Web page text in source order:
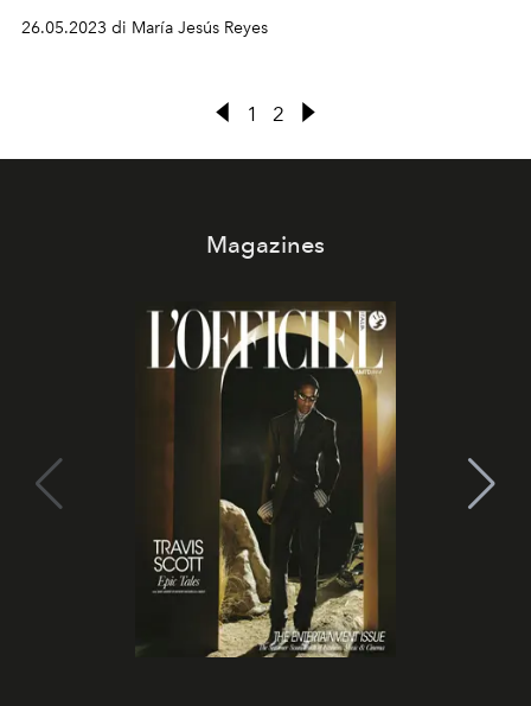
date imprescindibili per essere sempre aggiornati sulle
sfilate che detteranno le tendenze della primavera
26.05.2023 di María Jesús Reyes
1 2
Magazines